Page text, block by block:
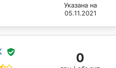
Указана на
05.11.2021
0